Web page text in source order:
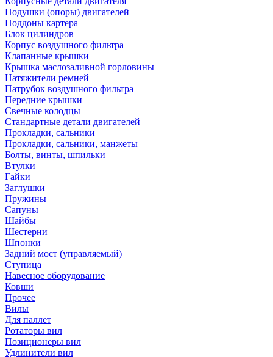
Подушки (опоры) двигателей
Поддоны картера
Блок цилиндров
Корпус воздушного фильтра
Клапанные крышки
Крышка маслозаливной горловины
Натяжители ремней
Патрубок воздушного фильтра
Передние крышки
Свечные колодцы
Стандартные детали двигателей
Прокладки, сальники
Прокладки, сальники, манжеты
Болты, винты, шпильки
Втулки
Гайки
Заглушки
Пружины
Сапуны
Шайбы
Шестерни
Шпонки
Задний мост (управляемый)
Ступица
Навесное оборудование
Ковши
Прочее
Вилы
Для паллет
Ротаторы вил
Позиционеры вил
Удлинители вил